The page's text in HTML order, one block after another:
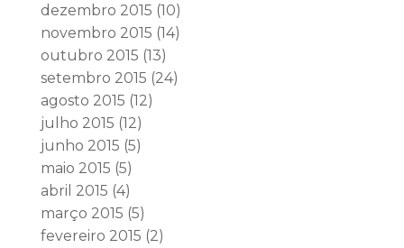
dezembro 2015 (10)
novembro 2015 (14)
outubro 2015 (13)
setembro 2015 (24)
agosto 2015 (12)
julho 2015 (12)
junho 2015 (5)
maio 2015 (5)
abril 2015 (4)
março 2015 (5)
fevereiro 2015 (2)